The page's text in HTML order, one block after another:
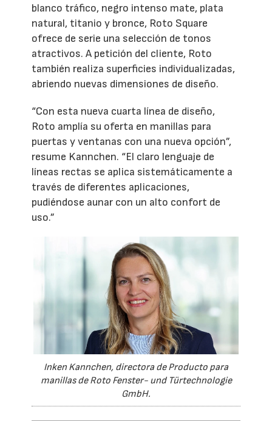
blanco tráfico, negro intenso mate, plata
natural, titanio y bronce, Roto Square
ofrece de serie una selección de tonos
atractivos. A petición del cliente, Roto
también realiza superficies individualizadas,
abriendo nuevas dimensiones de diseño.
“Con esta nueva cuarta línea de diseño,
Roto amplía su oferta en manillas para
puertas y ventanas con una nueva opción”,
resume Kannchen. “El claro lenguaje de
líneas rectas se aplica sistemáticamente a
través de diferentes aplicaciones,
pudiéndose aunar con un alto confort de
uso.”
Inken Kannchen, directora de Producto para
manillas de Roto Fenster- und Türtechnologie
GmbH.